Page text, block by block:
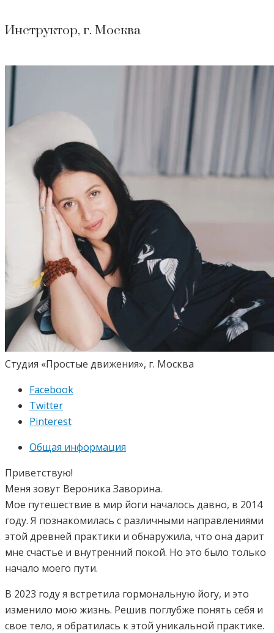
Инструктор, г. Москва
Студия «Простые движения», г. Москва
Facebook
Twitter
Pinterest
Общая информация
Приветствую!
Меня зовут Вероника Заворина.
Мое путешествие в мир йоги началось давно, в 2014
году. Я познакомилась с различными направлениями
этой древней практики и обнаружила, что она дарит
мне счастье и внутренний покой. Но это было только
начало моего пути.
В 2023 году я встретила гормональную йогу, и это
изменило мою жизнь. Решив поглубже понять себя и
свое тело, я обратилась к этой уникальной практике.